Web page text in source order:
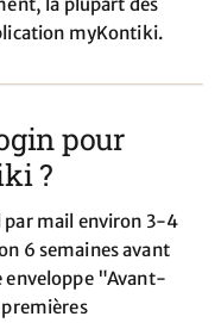
myKontiki.
pour
?
par mail environ 3-4
6 semaines avant
enveloppe "Avant-